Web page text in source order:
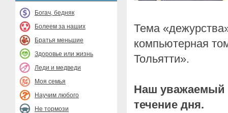
Богач, бедняк
Болеем за наших
Братья меньшие
Здоровье или жизнь
Леди и медведи
Моя семья
Научим любого
Не тормози
Тема
компьютерная
Тольятти».
Наш уважаемый
течение дня.